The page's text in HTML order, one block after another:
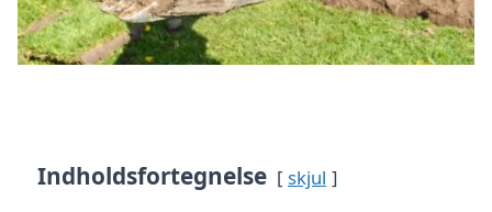
Indholdsfortegnelse skjul